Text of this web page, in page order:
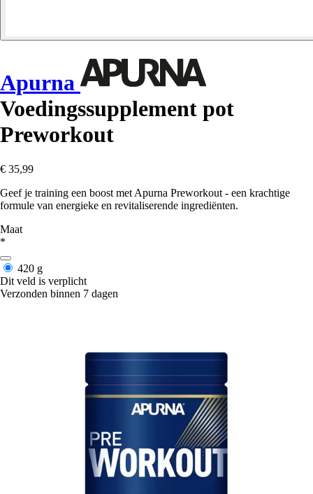
Apurna
Voedingssupplement pot
Preworkout
€ 35,99
Geef je training een boost met Apurna Preworkout - een krachtige
formule van energieke en revitaliserende ingrediënten.
Maat
*
420 g
Dit veld is verplicht
Verzonden binnen 7 dagen